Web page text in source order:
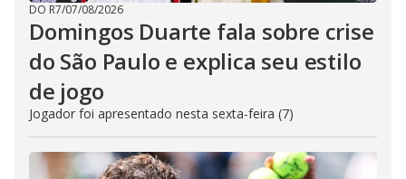
DO R7/07/08/2026
Domingos Duarte fala sobre crise
do São Paulo e explica seu estilo
de jogo
Jogador foi apresentado nesta sexta-feira (7)